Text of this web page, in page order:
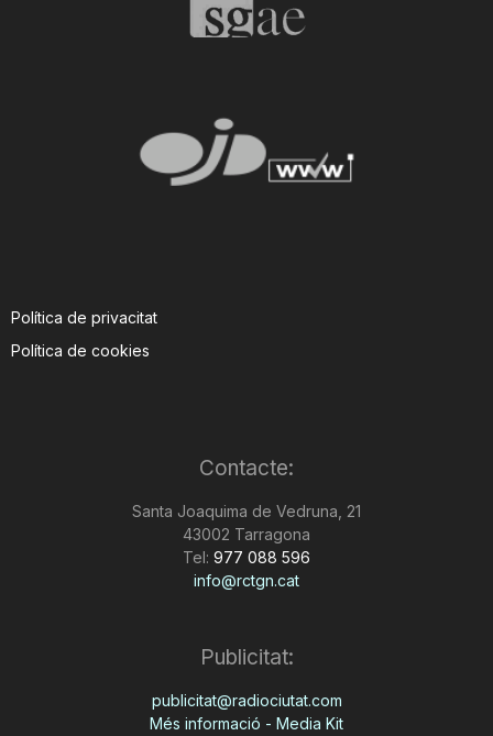
Política de privacitat
Política de cookies
Contacte:
Santa Joaquima de Vedruna, 21
43002 Tarragona
Tel: 977 088 596
info@rctgn.cat
Publicitat:
publicitat@radiociutat.com
Més informació - Media Kit